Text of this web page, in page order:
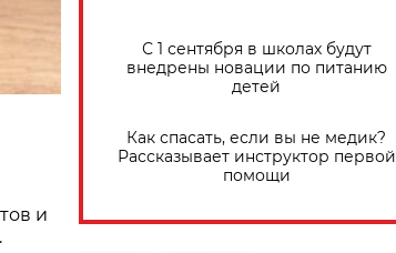
и
С 1 сентября в школах будут
внедрены новации по питанию
детей
Как спасать, если вы не медик?
Рассказывает инструктор первой
помощи